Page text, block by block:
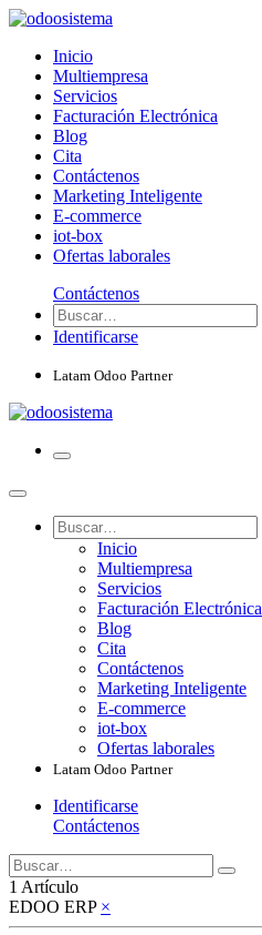
Inicio
Multiempresa
Servicios
Facturación Electrónica
Blog
Cita
Contáctenos
Marketing Inteligente
E-commerce
iot-box
Ofertas laborales
Contáctenos
Identificarse
Latam Odoo Partner
Inicio
Multiempresa
Servicios
Facturación Electrónica
Blog
Cita
Contáctenos
Marketing Inteligente
E-commerce
iot-box
Ofertas laborales
Latam Odoo Partner
Identificarse
Contáctenos
1 Artículo
EDOO ERP ×